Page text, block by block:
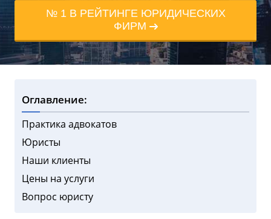
№ 1 В РЕЙТИНГЕ ЮРИДИЧЕСКИХ
ФИРМ
Оглавление:
Практика адвокатов
Юристы
Наши клиенты
Цены на услуги
Вопрос юристу